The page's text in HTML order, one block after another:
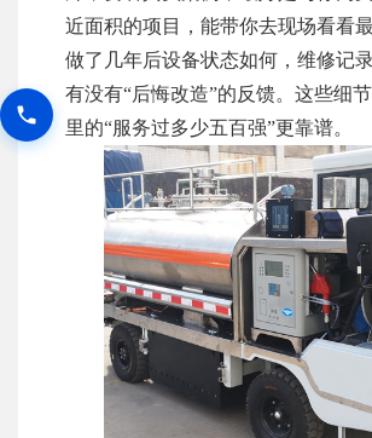
近面积的项目，能带你去现场看看
做了几年后设备状态如何，维修记
有没有“后悔改造”的反馈。这些细
里的“服务过多少五百强”更靠谱。